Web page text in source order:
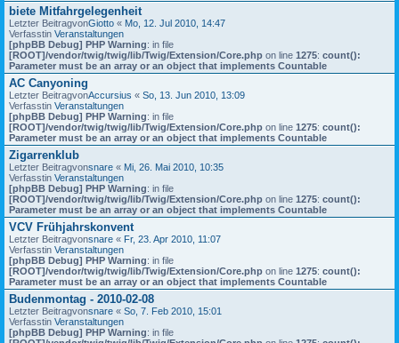
biete Mitfahrgelegenheit
Letzter BeitragvonGiotto « Mo, 12. Jul 2010, 14:47
Verfasstin Veranstaltungen
[phpBB Debug] PHP Warning: in file
[ROOT]/vendor/twig/twig/lib/Twig/Extension/Core.php on line 1275: count():
Parameter must be an array or an object that implements Countable
AC Canyoning
Letzter BeitragvonAccursius « So, 13. Jun 2010, 13:09
Verfasstin Veranstaltungen
[phpBB Debug] PHP Warning: in file
[ROOT]/vendor/twig/twig/lib/Twig/Extension/Core.php on line 1275: count():
Parameter must be an array or an object that implements Countable
Zigarrenklub
Letzter Beitragvonsnare « Mi, 26. Mai 2010, 10:35
Verfasstin Veranstaltungen
[phpBB Debug] PHP Warning: in file
[ROOT]/vendor/twig/twig/lib/Twig/Extension/Core.php on line 1275: count():
Parameter must be an array or an object that implements Countable
VCV Frühjahrskonvent
Letzter Beitragvonsnare « Fr, 23. Apr 2010, 11:07
Verfasstin Veranstaltungen
[phpBB Debug] PHP Warning: in file
[ROOT]/vendor/twig/twig/lib/Twig/Extension/Core.php on line 1275: count():
Parameter must be an array or an object that implements Countable
Budenmontag - 2010-02-08
Letzter Beitragvonsnare « So, 7. Feb 2010, 15:01
Verfasstin Veranstaltungen
[phpBB Debug] PHP Warning: in file